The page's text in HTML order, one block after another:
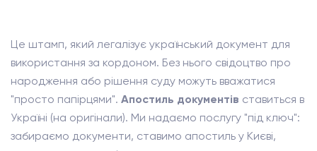
Це штамп, який легалізує український документ для
використання за кордоном. Без нього свідоцтво про
народження або рішення суду можуть вважатися
"просто папірцями". Апостиль документів ставиться в
Україні (на оригінали). Ми надаємо послугу "під ключ":
забираємо документи, ставимо апостиль у Києві,